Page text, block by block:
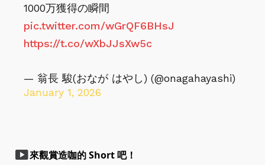
1000万獲得の瞬間
pic.twitter.com/wGrQF6BHsJ
https://t.co/wXbJJsXw5c
— 翁長 駿(おなが はやし) (@onagahayashi)
January 1, 2026
smart_display來觀賞造咖的 Short 吧！